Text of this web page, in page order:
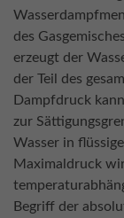
des
erzeugt der
der Teil des
Dampfdruck
zur
Wasser in
Maximaldruck
Begriff der